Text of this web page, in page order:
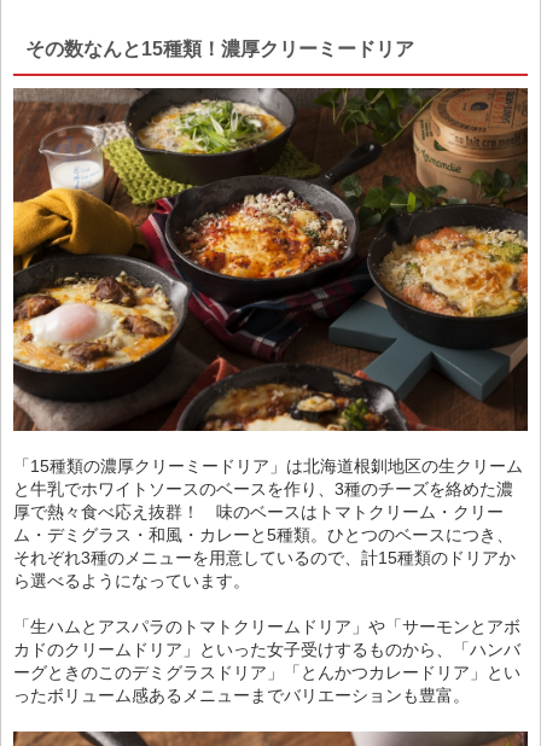
その数なんと15種類！濃厚クリーミードリア
「15種類の濃厚クリーミードリア」は北海道根釧地区の生クリーム
と牛乳でホワイトソースのベースを作り、3種のチーズを絡めた濃
厚で熱々食べ応え抜群！ 味のベースはトマトクリーム・クリー
ム・デミグラス・和風・カレーと5種類。ひとつのベースにつき、
それぞれ3種のメニューを用意しているので、計15種類のドリアか
ら選べるようになっています。
「生ハムとアスパラのトマトクリームドリア」や「サーモンとアボ
カドのクリームドリア」といった女子受けするものから、「ハンバ
ーグときのこのデミグラスドリア」「とんかつカレードリア」とい
ったボリューム感あるメニューまでバリエーションも豊富。